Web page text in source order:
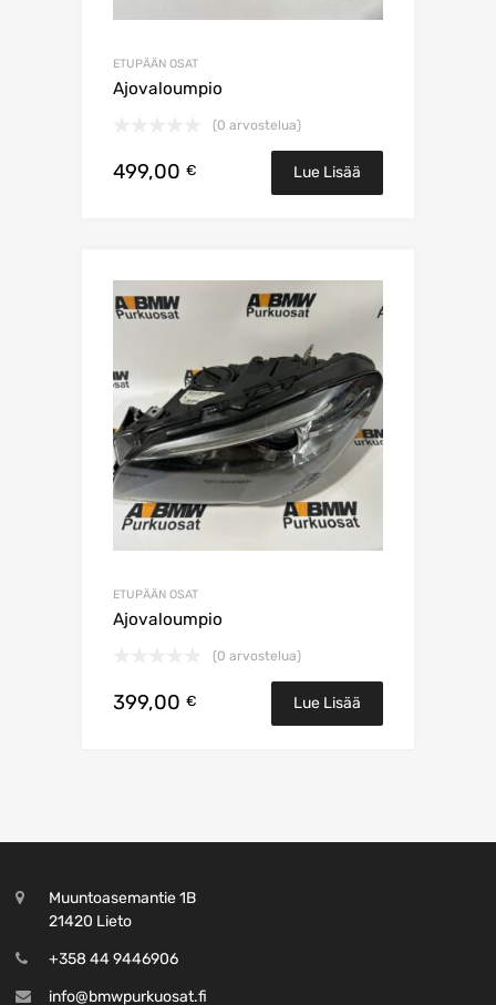
ETUPÄÄN OSAT
Ajovaloumpio
(0 arvostelua)
499,00 € Lue Lisää
ETUPÄÄN OSAT
Ajovaloumpio
(0 arvostelua)
399,00 € Lue Lisää
Muuntoasemantie 1B
21420 Lieto
+358 44 9446906
info@bmwpurkuosat.fi